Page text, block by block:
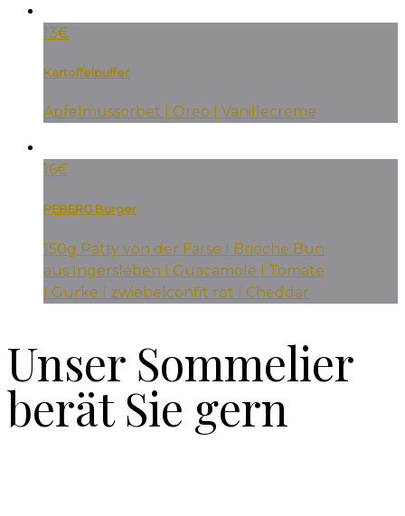
13€
Kartoffelpuffer
Apfelmussorbet | Oreo | Vanillecreme
16€
PEBERG Burger
150g Patty von der Färse I Brioche Bun
aus Ingersleben I Guacamole I Tomate
I Gurke I zwiebelconfit rot I Cheddar
Unser Sommelier
berät Sie gern